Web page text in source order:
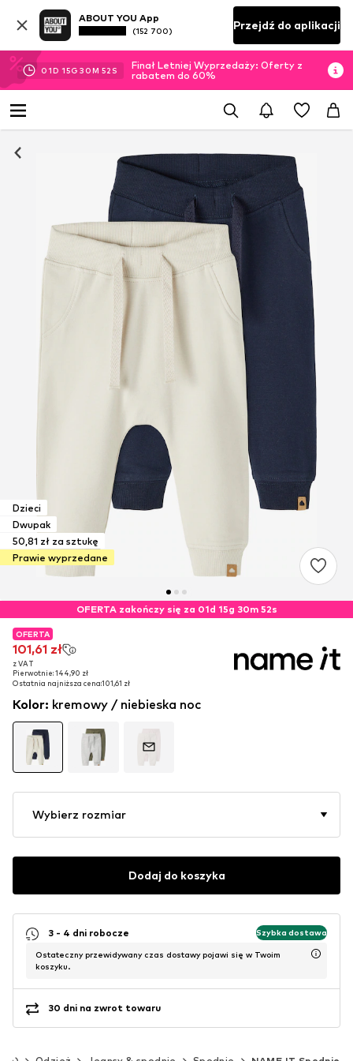
ABOUT YOU App
(152 700) Przejdź do aplikacji
01D 15G 30M 51 S
Finał Letniej Wyprzedaży: Oferty z
rabatem do 60%
Dzieci
Dwupak
50,81 zł za sztukę
Prawie wyprzedane
OFERTA zakończy się za 01d 15g 30m 51s
OFERTA
101,61 zł
z VAT
Pierwotnie: 144,90 zł
Ostatnia najniższa cena:101,61 zł
OFERTA
101,61 zł
z VAT
Pierwotnie: 144,90 zł
Ostatnia najniższa cena:101,61 zł
OFERTA
101,61 zł
z VAT
Pierwotnie: 144,90 zł
Ostatnia najniższa cena:101,61 zł
Kolor: kremowy / niebieska noc
Wybierz rozmiar
Dodaj do koszyka
3 - 4 dni robocze Szybka dostawa
Ostateczny przewidywany czas dostawy pojawi się w Twoim
koszyku.
30 dni na zwrot towaru